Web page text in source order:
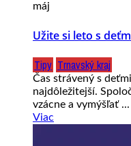
máj
Užite si leto s
Tipy Trnavský kraj
Čas strávený s
najdôležitejší.
vzácne a vymýšľať ...
Viac